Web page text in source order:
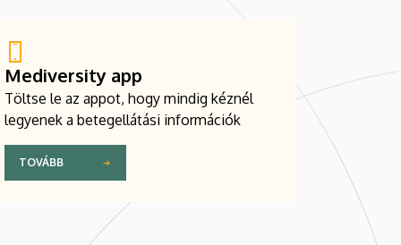
Mediversity app
Töltse le az appot, hogy mindig kéznél
legyenek a betegellátási információk
TOVÁBB